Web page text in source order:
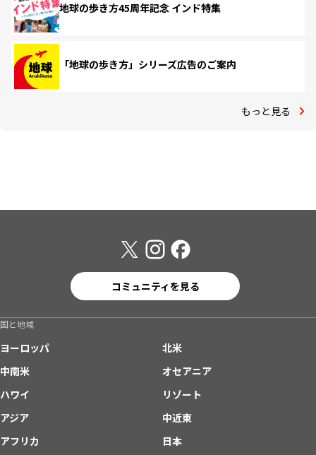
地球の歩き方45周年記念 インド特集
「地球の歩き方」シリーズ広告のご案内
もっと見る
コミュニティを見る
国と地域
ヨーロッパ
北米
中南米
オセアニア
ハワイ
リゾート
アジア
中近東
アフリカ
日本